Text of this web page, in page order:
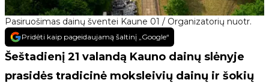
Pasiruošimas dainų šventei Kaune 01 / Organizatorių nuotr.
Pridėti kaip pageidaujamą šaltinį „Google“
Šeštadienį 21 valandą Kauno dainų slėnyje
prasidės tradicinė moksleivių dainų ir šokių